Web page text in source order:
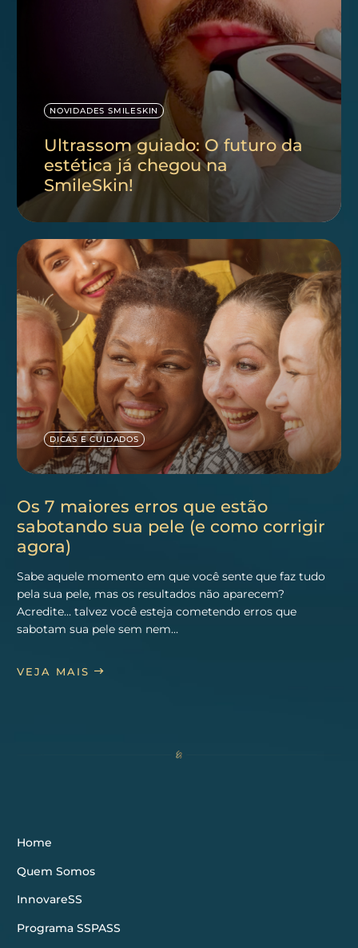
NOVIDADES SMILESKIN
Ultrassom guiado: O futuro da
estética já chegou na
SmileSkin!
DICAS E CUIDADOS
Os 7 maiores erros que estão
sabotando sua pele (e como corrigir
agora)
Sabe aquele momento em que você sente que faz tudo
pela sua pele, mas os resultados não aparecem?
Acredite… talvez você esteja cometendo erros que
sabotam sua pele sem nem…
VEJA MAIS
Home
Quem Somos
InnovareSS
Programa SSPASS